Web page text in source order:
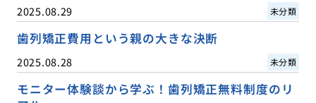
2025.08.29 未分類
歯列矯正費用という親の大きな決断
2025.08.28 未分類
モニター体験談から学ぶ！歯列矯正無料制度のリ